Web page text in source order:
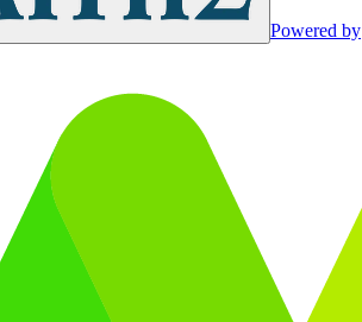
Powered by